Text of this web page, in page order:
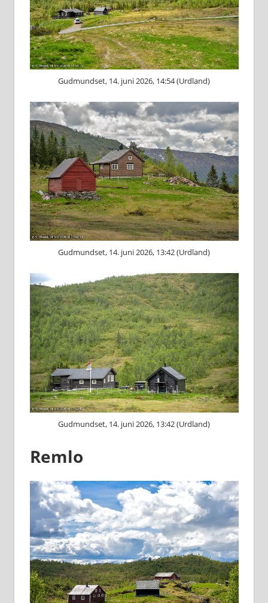
Gudmundset, 14. juni 2026, 14:54 (Urdland)
Gudmundset, 14. juni 2026, 13:42 (Urdland)
Gudmundset, 14. juni 2026, 13:42 (Urdland)
Remlo